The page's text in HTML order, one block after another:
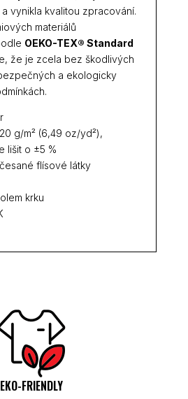
vynikla kvalitou zpracování.
materiálů
OEKO-TEX® Standard
že je zcela bez škodlivých
a ekologicky
g/m² (6,49 oz/yd²),
lišit o ±5 %
flísové látky
krku
EKO-FRIENDLY